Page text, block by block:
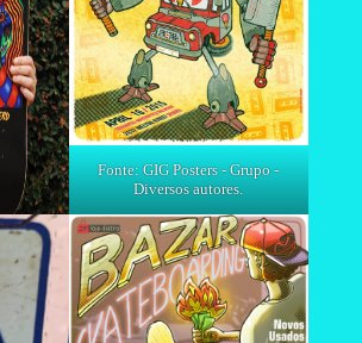
Fonte: GIG Posters - Grupo -
Diversos autores.